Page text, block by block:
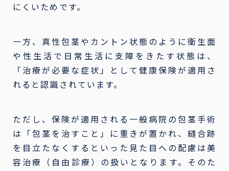
にくいためです。
一方、真性包茎やカントン状態のように衛生面
や性生活で日常生活に支障をきたす状態は、
「治療が必要な症状」として健康保険が適用さ
れると認識されています。
ただし、保険が適用される一般病院の包茎手術
は「包茎を治すこと」に重きが置かれ、縫合跡
を目立たなくするといった見た目への配慮は美
容治療（自由診療）の扱いとなります。そのた